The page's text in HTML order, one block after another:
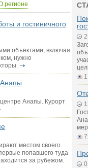
регионе
и гостиничного
объектами, включая
нужно
Анапы. Курорт
местом своего
попавшего туда
за рубежом.